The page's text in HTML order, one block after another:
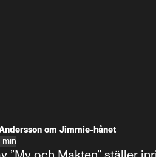
om Jimmie-hånet
min